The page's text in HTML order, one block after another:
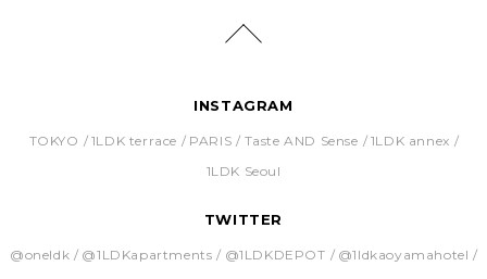
INSTAGRAM
TOKYO 1LDK terrace PARIS Taste AND Sense
1LDK annex
1LDK Seoul
TWITTER
@oneldk @1LDKapartments @1LDKDEPOT
@1ldkaoyamahotel